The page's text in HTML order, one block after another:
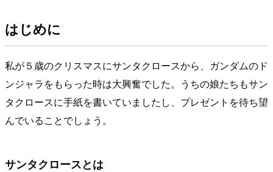
はじめに
私が５歳のクリスマスにサンタクロースから、ガンダムのド
ンジャラをもらった時は大興奮でした。うちの娘たちもサン
タクロースに手紙を書いていましたし、プレゼントを待ち望
んでいることでしょう。
サンタクロースとは